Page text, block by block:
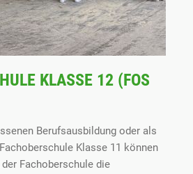
KLASSE 12 (FOS
Berufsausbildung oder als
Klasse 11 können
Fachoberschule die